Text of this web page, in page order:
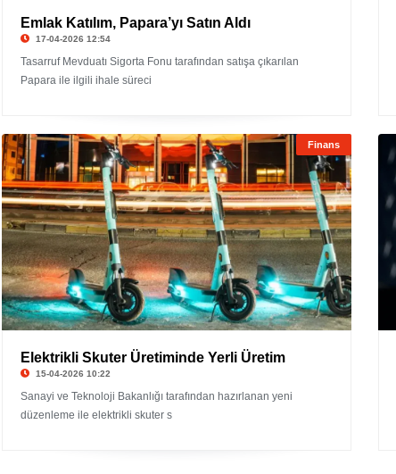
Emlak Katılım, Papara’yı Satın Aldı
17-04-2026 12:54
Tasarruf Mevduatı Sigorta Fonu tarafından satışa çıkarılan
Papara ile ilgili ihale süreci
Finans
Elektrikli Skuter Üretiminde Yerli Üretim
15-04-2026 10:22
Sanayi ve Teknoloji Bakanlığı tarafından hazırlanan yeni
düzenleme ile elektrikli skuter s